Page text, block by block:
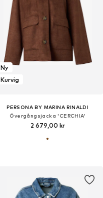
Ny
Kurvig
PERSONA BY MARINA RINALDI
Övergångsjacka 'CERCHIA'
2 679,00 kr